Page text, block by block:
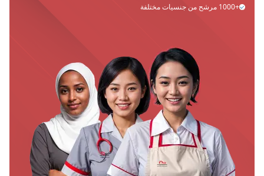
+1000 مرشح من جنسيات مختلفة